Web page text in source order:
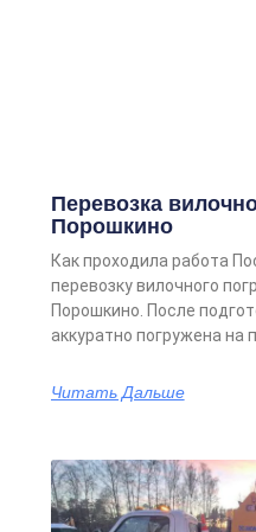
Перевозка
Порошкино
Как проходила работа
перевозку вилочного
Порошкино. После
аккуратно погружена на
Читать Дальше